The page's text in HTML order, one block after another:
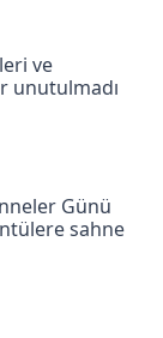
ve
unutulmadı
Günü
sahne